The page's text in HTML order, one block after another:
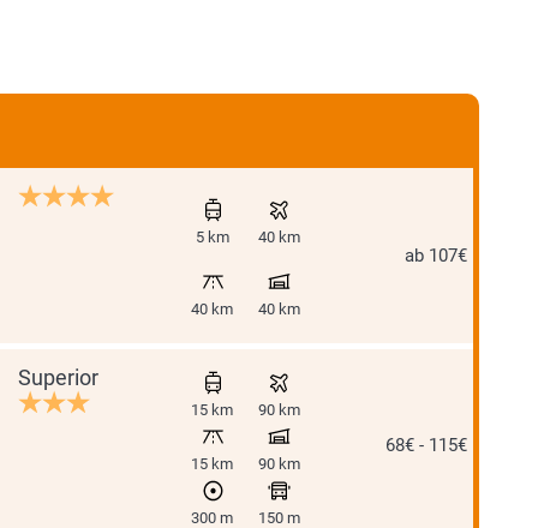
5 km 40 km
40 km 40 km
ab 107€
Superior
15 km 90 km
15 km 90 km
300 m 150 m
68€ - 115€